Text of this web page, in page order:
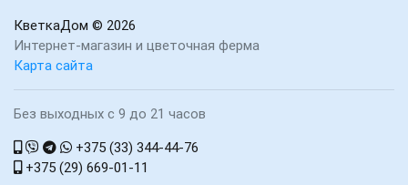
КветкаДом © 2026
Интернет-магазин и цветочная ферма
Карта сайта
Без выходных с 9 до 21 часов
+375 (33) 344-44-76
+375 (29) 669-01-11